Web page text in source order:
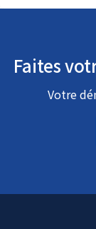
Faites
Votre